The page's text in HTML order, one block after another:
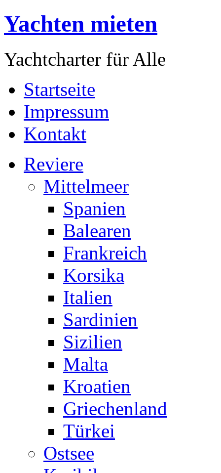
Yachten mieten
Yachtcharter für Alle
Startseite
Impressum
Kontakt
Reviere
Mittelmeer
Spanien
Balearen
Frankreich
Korsika
Italien
Sardinien
Sizilien
Malta
Kroatien
Griechenland
Türkei
Ostsee